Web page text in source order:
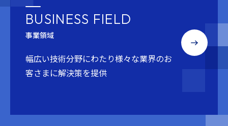
BUSINESS FIELD
事業領域
幅広い技術分野にわたり様々な業界のお
客さまに解決策を提供